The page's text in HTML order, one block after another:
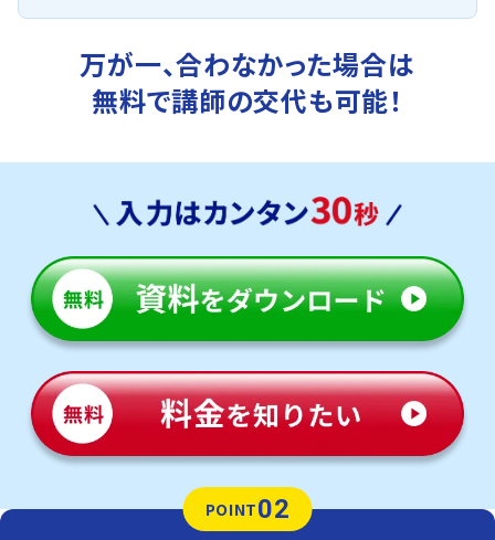
万が一、合わなかった場合は
無料で講師の交代も可能！
POINT02